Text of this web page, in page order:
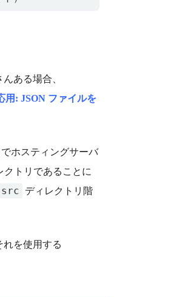
ある場合、
用: JSON ファイルを
ホスティングサーバ
クトリであることに
src
ディレクトリ階
れを使用する